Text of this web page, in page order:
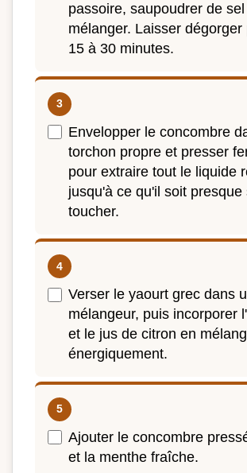
passoire, saupoudrer de
mélanger. Laisser dégorger
15 à 30 minutes.
Envelopper le concombre
torchon propre et presser
pour extraire tout le liquide
jusqu'à ce qu'il soit presque
toucher.
Verser le yaourt grec dans
mélangeur, puis incorporer
et le jus de citron en
énergiquement.
Ajouter le concombre
et la menthe fraîche.